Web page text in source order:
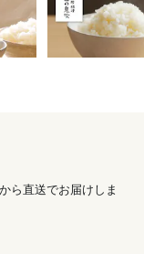
円
田の息吹（品
シヒカリ） [
ら直送でお届けしま